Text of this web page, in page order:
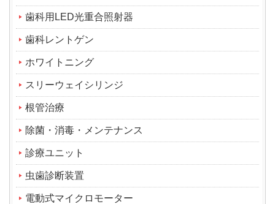
歯科用LED光重合照射器
歯科レントゲン
ホワイトニング
スリーウェイシリンジ
根管治療
除菌・消毒・メンテナンス
診療ユニット
虫歯診断装置
電動式マイクロモーター